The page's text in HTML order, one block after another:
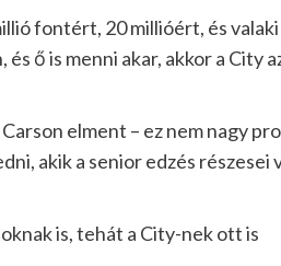
fontért, 20 millióért, és
ő is menni akar, akkor a City
elment – ez nem nagy
akik a senior edzés részesei
is, tehát a City-nek ott is